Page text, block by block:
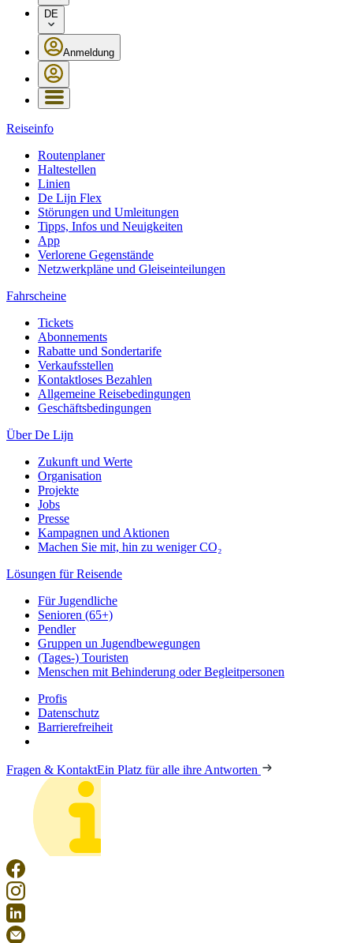
DE
Anmeldung
Reiseinfo
Routenplaner
Haltestellen
Linien
De Lijn Flex
Störungen und Umleitungen
Tipps, Infos und Neuigkeiten
App
Verlorene Gegenstände
Netzwerkpläne und Gleiseinteilungen
Fahrscheine
Tickets
Abonnements
Rabatte und Sondertarife
Verkaufsstellen
Kontaktloses Bezahlen
Allgemeine Reisebedingungen
Geschäftsbedingungen
Über De Lijn
Zukunft und Werte
Organisation
Projekte
Jobs
Presse
Kampagnen und Aktionen
Machen Sie mit, hin zu weniger CO₂
Lösungen für Reisende
Für Jugendliche
Senioren (65+)
Pendler
Gruppen un Jugendbewegungen
(Tages-) Touristen
Menschen mit Behinderung oder Begleitpersonen
Profis
Datenschutz
Barrierefreiheit
Fragen & KontaktEin Platz für alle ihre Antworten